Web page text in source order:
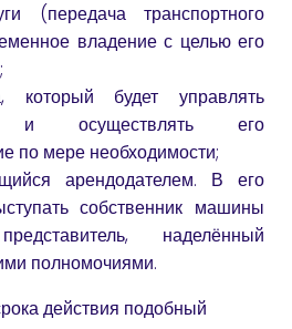
(передача транспортного
владение с целью его
который будет управлять
и осуществлять его
по мере необходимости;
арендодателем. В его
собственник машины
наделённый
полномочиями.
действия подобный